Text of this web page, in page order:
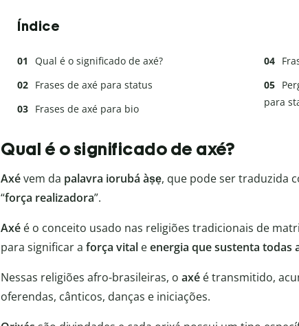
Índice
Qual é o significado de axé?
Frases de axé para status
Frases de axé para bio
para
Qual é o significado de axé?
Axévem da palavra iorubá àṣẹ, que pode ser traduzida
“força realizadora”.
Axé é o conceito usado nas religiões tradicionais de
para significar a força vital eenergia que sustenta todas
Nessas religiões afro-brasileiras, o axé é transmitido,
oferendas, cânticos, danças e iniciações.